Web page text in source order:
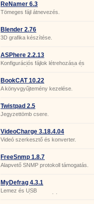
ReNamer 6.3
Tömeges fájl átnevezés.
Blender 2.76
3D grafika készítése.
ASPhere 2.2.13
Konfigurációs fájlok létrehozása és
szerkesztése az ASP.NET számára.
BookCAT 10.22
A könyvgyűjtemény kezelése.
Twistpad 2.5
Jegyzettömb csere.
VideoCharge 3.18.4.04
Videó szerkesztő és konverter.
FreeSnmp 1.8.7
Alapvető SNMP protokoll támogatás.
MyDefrag 4.3.1
Lemez és USB
töredezettségmentesítés.